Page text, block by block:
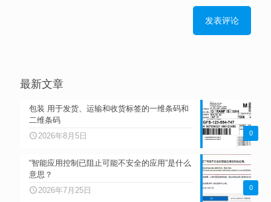
最新文章
0
包装 用于发货、运输和收货标签的一维条码和
二维条码
2026年8月5日
0
“智能应用控制已阻止可能不安全的应用”是什么
意思？
2026年7月25日